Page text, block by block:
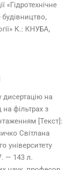
«Гідротехнічне
будівництво,
К.: КНУБА,
дисертацію на
фільтрах з
[Текст]:
Світлана
університету
— 143 л.